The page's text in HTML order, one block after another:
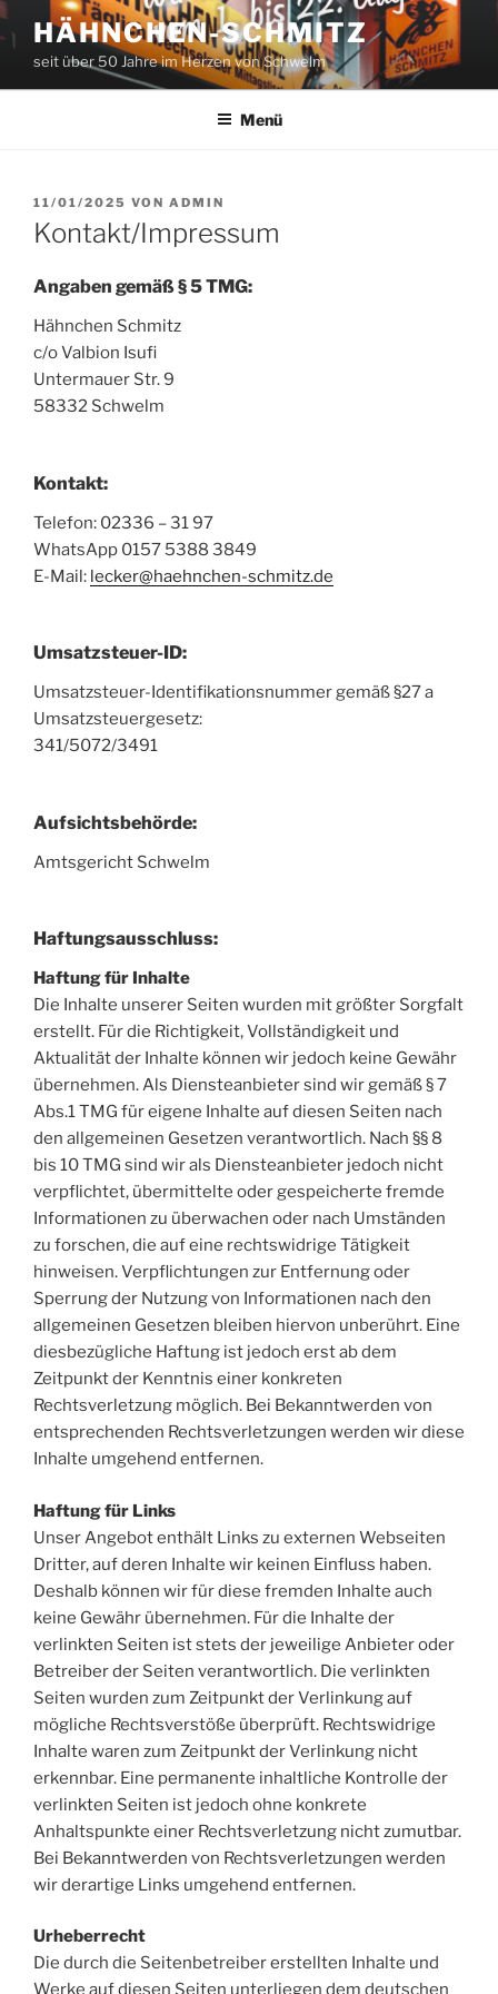
Zum
Inhalt
springen
HÄHNCHEN-SCHMITZ
seit über 50 Jahre im Herzen von Schwelm
Menü
VERÖFFENTLICHT
AM
11/01/2025 VON ADMIN
Kontakt/Impressum
Angaben gemäß § 5 TMG:
Hähnchen Schmitz
c/o Valbion Isufi
Untermauer Str. 9
58332 Schwelm
Kontakt:
Telefon: 02336 – 31 97
WhatsApp 0157 5388 3849
E-Mail: lecker@haehnchen-schmitz.de
Umsatzsteuer-ID:
Umsatzsteuer-Identifikationsnummer gemäß §27 a
Umsatzsteuergesetz:
341/5072/3491
Aufsichtsbehörde:
Amtsgericht Schwelm
Haftungsausschluss:
Haftung für Inhalte
Die Inhalte unserer Seiten wurden mit größter Sorgfalt
erstellt. Für die Richtigkeit, Vollständigkeit und
Aktualität der Inhalte können wir jedoch keine Gewähr
übernehmen. Als Diensteanbieter sind wir gemäß § 7
Abs.1 TMG für eigene Inhalte auf diesen Seiten nach
den allgemeinen Gesetzen verantwortlich. Nach §§ 8
bis 10 TMG sind wir als Diensteanbieter jedoch nicht
verpflichtet, übermittelte oder gespeicherte fremde
Informationen zu überwachen oder nach Umständen
zu forschen, die auf eine rechtswidrige Tätigkeit
hinweisen. Verpflichtungen zur Entfernung oder
Sperrung der Nutzung von Informationen nach den
allgemeinen Gesetzen bleiben hiervon unberührt. Eine
diesbezügliche Haftung ist jedoch erst ab dem
Zeitpunkt der Kenntnis einer konkreten
Rechtsverletzung möglich. Bei Bekanntwerden von
entsprechenden Rechtsverletzungen werden wir diese
Inhalte umgehend entfernen.
Haftung für Links
Unser Angebot enthält Links zu externen Webseiten
Dritter, auf deren Inhalte wir keinen Einfluss haben.
Deshalb können wir für diese fremden Inhalte auch
keine Gewähr übernehmen. Für die Inhalte der
verlinkten Seiten ist stets der jeweilige Anbieter oder
Betreiber der Seiten verantwortlich. Die verlinkten
Seiten wurden zum Zeitpunkt der Verlinkung auf
mögliche Rechtsverstöße überprüft. Rechtswidrige
Inhalte waren zum Zeitpunkt der Verlinkung nicht
erkennbar. Eine permanente inhaltliche Kontrolle der
verlinkten Seiten ist jedoch ohne konkrete
Anhaltspunkte einer Rechtsverletzung nicht zumutbar.
Bei Bekanntwerden von Rechtsverletzungen werden
wir derartige Links umgehend entfernen.
Urheberrecht
Die durch die Seitenbetreiber erstellten Inhalte und
Werke auf diesen Seiten unterliegen dem deutschen